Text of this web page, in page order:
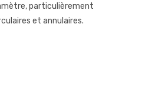
particulièrement
et annulaires.